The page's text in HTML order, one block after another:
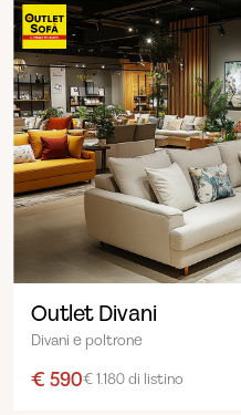
Outlet Divani
Divani e poltrone
€ 590€ 1.180 di listino